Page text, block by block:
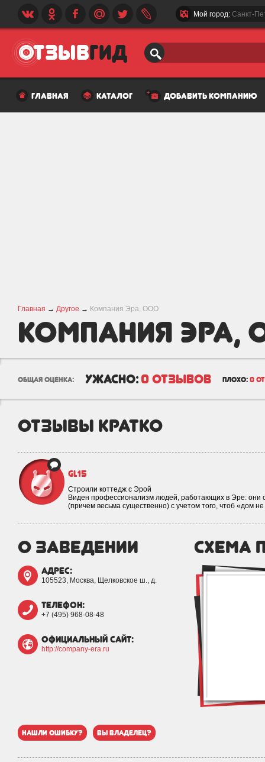
Мой город: Санкт-
главная каталог добавить компанию
Главная → Другое → Компания Эра, ООО
Компания Эра,
общая оценка: ужасно: 0 отзывов плохо: 0
отзывы кратко
gl15
Строили коттедж с Эрой
Виден профессионализм людей, работающих в Эре: они
(причем весьма существенно) с учетом того, чтоб «дом
о заведении
адрес:
105523, Москва, Щелковское ш., д.
телефон:
+7 (495) 968-08-48
официальный сайт:
http://company-era.ru
схема
нашли ошибку? вы владелец?